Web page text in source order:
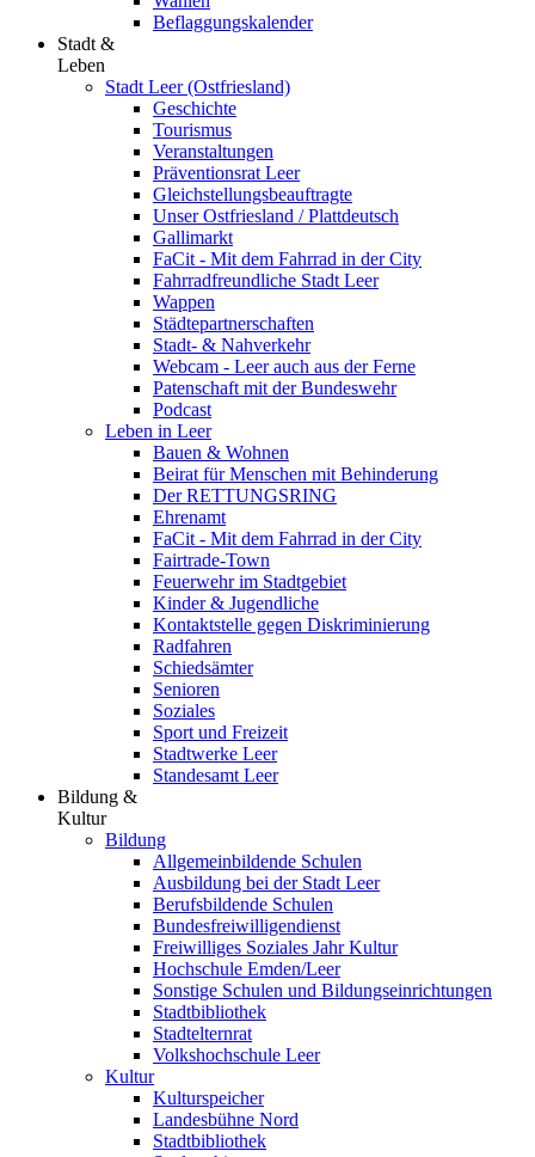
Beflaggungskalender
Stadt &
Leben
Stadt Leer (Ostfriesland)
Geschichte
Tourismus
Veranstaltungen
Präventionsrat Leer
Gleichstellungsbeauftragte
Unser Ostfriesland / Plattdeutsch
Gallimarkt
FaCit - Mit dem Fahrrad in der City
Fahrradfreundliche Stadt Leer
Wappen
Städtepartnerschaften
Stadt- & Nahverkehr
Webcam - Leer auch aus der Ferne
Patenschaft mit der Bundeswehr
Podcast
Leben in Leer
Bauen & Wohnen
Beirat für Menschen mit Behinderung
Der RETTUNGSRING
Ehrenamt
FaCit - Mit dem Fahrrad in der City
Fairtrade-Town
Feuerwehr im Stadtgebiet
Kinder & Jugendliche
Kontaktstelle gegen Diskriminierung
Radfahren
Schiedsämter
Senioren
Soziales
Sport und Freizeit
Stadtwerke Leer
Standesamt Leer
Bildung &
Kultur
Bildung
Allgemeinbildende Schulen
Ausbildung bei der Stadt Leer
Berufsbildende Schulen
Bundesfreiwilligendienst
Freiwilliges Soziales Jahr Kultur
Hochschule Emden/Leer
Sonstige Schulen und Bildungseinrichtungen
Stadtbibliothek
Stadtelternrat
Volkshochschule Leer
Kultur
Kulturspeicher
Landesbühne Nord
Stadtbibliothek